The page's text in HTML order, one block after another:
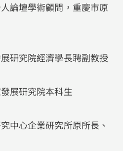
論壇學術顧問，重慶市原
研究院經濟學長聘副教授
展研究院本科生
中心企業研究所原所長、